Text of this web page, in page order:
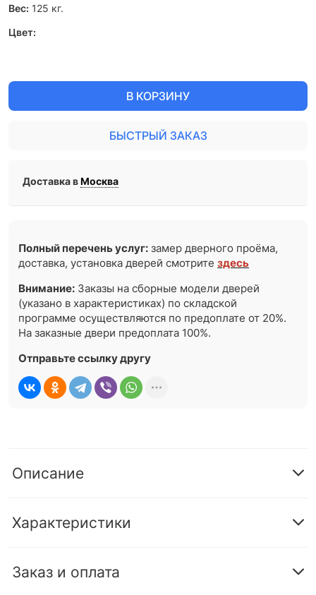
Вес: 125 кг.
Цвет:
В КОРЗИНУ
БЫСТРЫЙ ЗАКАЗ
Доставка вМосква
Полный перечень услуг: замер дверного проёма,
доставка, установка дверей смотритездесь
Внимание: Заказы на сборные модели дверей
(указано в характеристиках) по складской
программе осуществляются по предоплате от 20%.
На заказные двери предоплата 100%.
Отправьте ссылку другу
Описание
Характеристики
Заказ и оплата